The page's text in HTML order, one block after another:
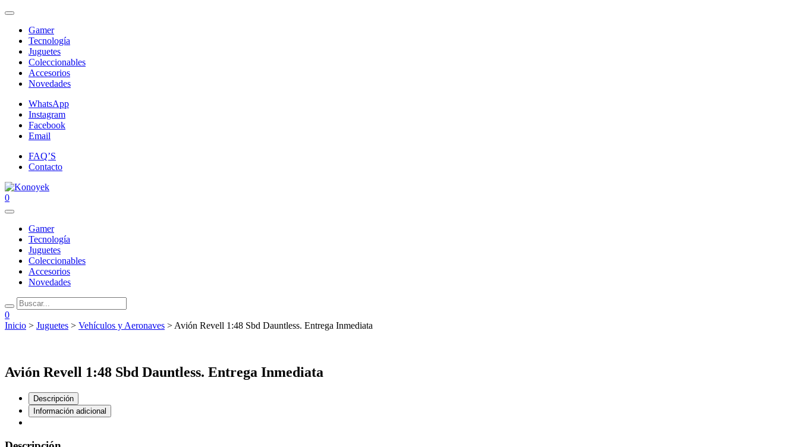
Gamer
Tecnología
Juguetes
Coleccionables
Accesorios
Novedades
WhatsApp
Instagram
Facebook
Email
FAQ’S
Contacto
0
Gamer
Tecnología
Juguetes
Coleccionables
Accesorios
Novedades
0
Inicio > Juguetes > Vehículos y Aeronaves > Avión Revell 1:48 Sbd Dauntless. Entrega Inmediata
Avión Revell 1:48 Sbd Dauntless. Entrega Inmediata
Descripción
Información adicional